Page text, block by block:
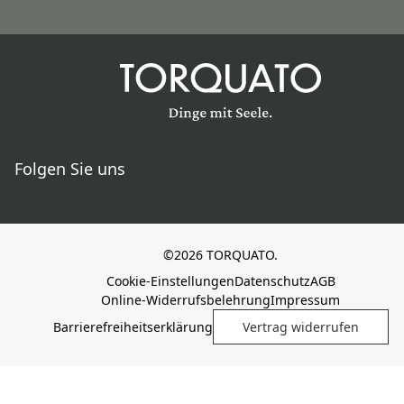
Folgen Sie uns
©2026 TORQUATO.
Cookie-EinstellungenDatenschutzAGB
Online-WiderrufsbelehrungImpressum
Barrierefreiheitserklärung
Vertrag widerrufen